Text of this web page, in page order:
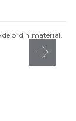
ordin material.